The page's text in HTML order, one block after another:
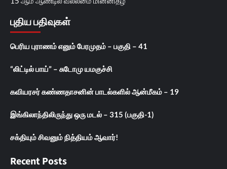
புதிய பதிவுகள்
பெரிய புராணம் எனும் பேரமுதம் – பகுதி – 41
“லிட்டில் பாய்” – சுடோமு யமகுச்சி
கவியரசர் கண்ணதாசனின் பாடல்களில் ஆன்மீகம் – 19
இங்கிலாந்திலிருந்து ஒரு மடல் – 315 (பகுதி-1)
சக்தியும் சிவனும் நித்தியம் ஆவார்!
Recent Posts